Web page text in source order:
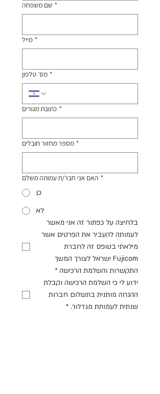
שם משפחה *
מייל *
מס׳ טלפון *
כתובת מגורים *
מספר מחזור חובלים *
האם אני חבר/ת עמותה משלם *
כן
לא
התקשרות והשלמת הרכישה *
שנתית לעמותת מגדלור. *